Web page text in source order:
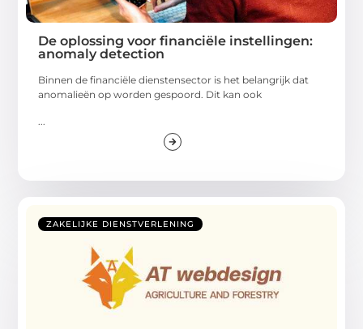
De oplossing voor financiële instellingen:
anomaly detection
Binnen de financiële dienstensector is het belangrijk dat
anomalieën op worden gespoord. Dit kan ook
ZAKELIJKE DIENSTVERLENING